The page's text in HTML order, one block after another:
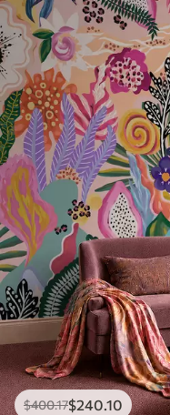
$400.17$240 .10